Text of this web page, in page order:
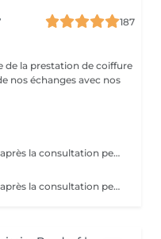
187
nos échanges avec nos
* Tarifs à titre indicatifs à confirmer après la consultation personnalisée établit auprès de votre coiffeur/stylist/spécialiste * La direction se réserve le droit dapporter des modifications pour le bon fonctionnement du salon
* Tarifs à titre indicatifs à confirmer après la consultation personnalisée établit auprès de votre coiffeur/stylist/spécialiste * La direction se réserve le droit dapporter des modifications pour le bon fonctionnement du salon